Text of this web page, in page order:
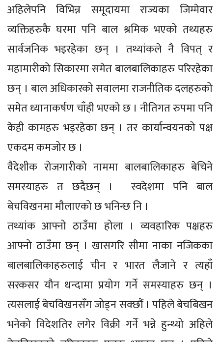
अहिलेपनि विभिन्न समूदायमा राज्यका जिम्मेवार
व्यक्तिहरुकै घरमा पनि बाल श्रमिक भएको तथ्यहरु
सार्वजनिक भइरहेका छन् । तथ्यांकले नै विपत् र
महामारीको सिकारमा समेत बालबालिकाहरु परिरहेका
छन् । बाल अधिकारको सवालमा राजनीतिक दलहरुको
समेत ध्यानाकर्षण चाँही भएको छ । नीतिगत रुपमा पनि
केही कामहरु भइरहेका छन् । तर कार्यान्वयनको पक्ष
एकदम कमजोर छ ।
वैदेशीक रोजगारीको नाममा बालबालिकाहरु बेचिने
समस्याहरु त छदैछन् । स्वदेशमा पनि बाल
बेचविखनमा मौलाएको छ भनिन्छ नि ।
तथ्यांक आफ्नो ठाउँमा होला । व्यवहारिक पक्षहरु
आफ्नो ठाउँमा छन् । खासगरि सीमा नाका नजिकका
बालबालिकाहरुलाई चीन र भारत लैजाने र त्यहाँ
सरकसर यौन धन्दामा प्रयोग गर्ने समस्याहरु छन् ।
त्यसलाई बेचविखनसँग जोड्न सक्छौं । पहिले बेचबिखन
भनेको विदेशतिर लगेर विक्री गर्ने भन्ने हुन्थ्यो अहिले